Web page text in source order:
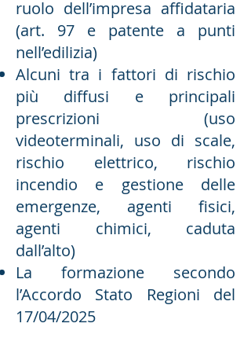
ruolo dell’impresa affidataria
(art. 97 e patente a punti
nell’edilizia)
Alcuni tra i fattori di rischio
più diffusi e principali
prescrizioni (uso
videoterminali, uso di scale,
rischio elettrico, rischio
incendio e gestione delle
emergenze, agenti fisici,
agenti chimici, caduta
dall’alto)
La formazione secondo
l’Accordo Stato Regioni del
17/04/2025